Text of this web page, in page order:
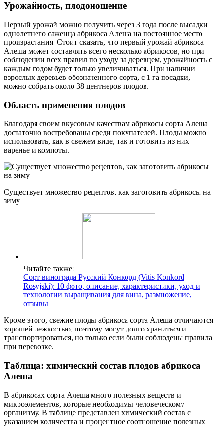
Урожайность, плодоношение
Первый урожай можно получить через 3 года после высадки
однолетнего саженца абрикоса Алеша на постоянное место
произрастания. Стоит сказать, что первый урожай абрикоса
Алеша может составлять всего несколько абрикосов, но при
соблюдении всех правил по уходу за деревцем, урожайность с
каждым годом будет только увеличиваться. При наличии
взрослых деревьев обозначенного сорта, с 1 га посадки,
можно собрать около 38 центнеров плодов.
Область применения плодов
Благодаря своим вкусовым качествам абрикосы сорта Алеша
достаточно востребованы среди покупателей. Плоды можно
использовать, как в свежем виде, так и готовить из них
варенье и компоты.
Существует множество рецептов, как заготовить абрикосы на
зиму
Читайте также:
Сорт винограда Русский Конкорд (Vitis Konkord
Rosyjski): 10 фото, описание, характеристики, уход и
технологии выращивания для вина, размножение,
отзывы
Кроме этого, свежие плоды абрикоса сорта Алеша отличаются
хорошей лежкостью, поэтому могут долго храниться и
транспортироваться, но только если были соблюдены правила
при перевозке.
Таблица: химический состав плодов абрикоса
Алеша
В абрикосах сорта Алеша много полезных веществ и
микроэлементов, которые необходимы человеческому
организму. В таблице представлен химический состав с
указанием количества и процентное соотношение полезных